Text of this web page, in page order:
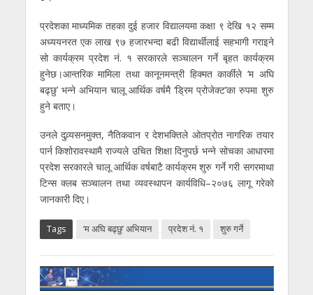
प्रदेशका माध्यमिक तहका दुई हजार विद्यालयमा कक्षा ९ देखि १२ सम्म
अध्ययनरत एक लाख ९७ हजारभन्दा बढी विद्यार्थीलाई सहभागी गराइने
सो कार्यक्रम प्रदेश नं. १ सरकारले सञ्चालन गर्ने बृहत कार्यक्रम
हुनेछ।आन्तरिक मामिला तथा कानूनमन्त्री हिक्मत कार्कीले ‘म अघि
बढ्छु’ भन्ने अभियान चालू आर्थिक वर्षमै ‘ड्रिम प्रोजेक्ट’का रुपमा शुरु
हुने बताए।
उनले दुव्र्यसनमुक्त, नैतिकवान र देशभक्तिले ओतप्रोत नागरिक तयार
पार्न किशोरावस्थामै राज्यले उचित शिक्षा दिनुपर्छ भन्ने सोचका आधारमा
प्रदेश सरकारले चालू आर्थिक वर्षबाटै कार्यक्रम शुरु गर्ने गरी सगरमाथा
टिन्स क्लब सञ्चालन तथा व्यवस्थापन कार्यविधि–२०७६ लागू गरेको
जानकारी दिए।
Tags ‘म अघि बढ्छु’ अभियान प्रदेश नं. १ शुरु गर्ने